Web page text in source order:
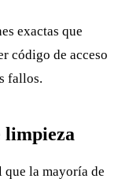
exactas que
código de acceso
fallos.
limpieza
que la mayoría de